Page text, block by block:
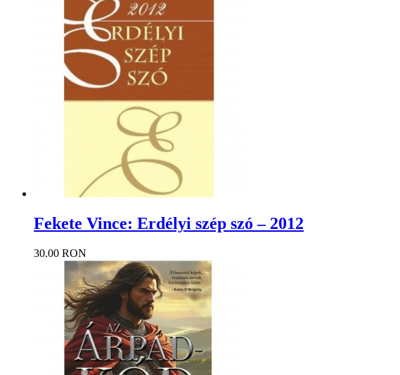
Fekete Vince: Erdélyi szép szó – 2012
30.00 RON